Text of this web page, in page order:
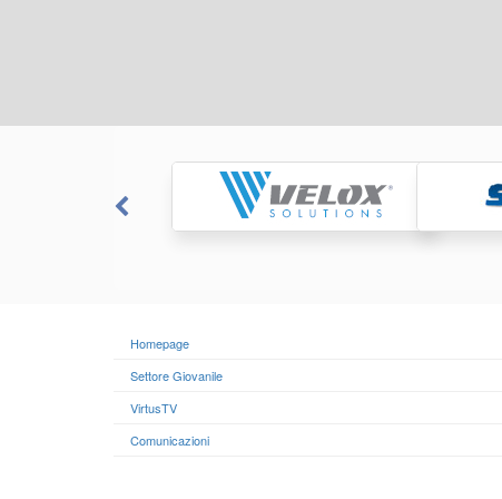
Homepage
Settore Giovanile
VirtusTV
Comunicazioni